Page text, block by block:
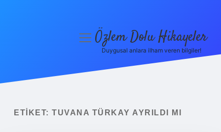
Yasal Uyarı
menüyüÖzlem Dolu Hikayeler
Duygusal anlara ilham veren bilgiler!
ETIKET: TUVANA TÜRKAY AYRILDI MI